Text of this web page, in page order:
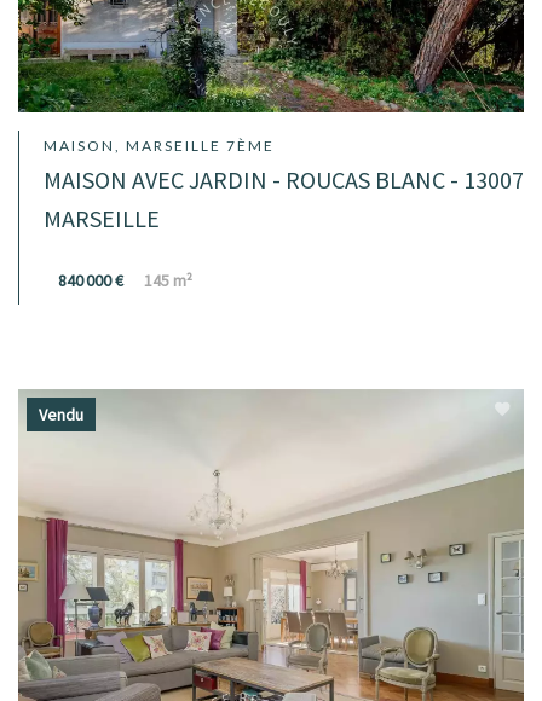
MAISON, MARSEILLE 7ÈME
MAISON AVEC JARDIN - ROUCAS BLANC - 13007
MARSEILLE
840 000 € 145 m²
Vendu